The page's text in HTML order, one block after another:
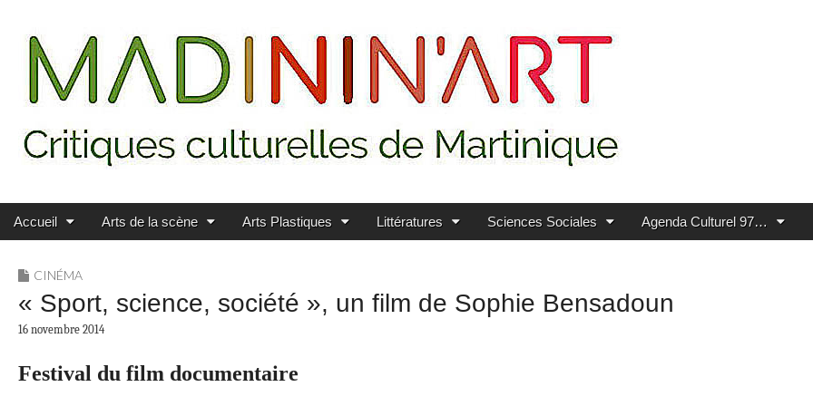
MADININ'ART
Main menu
Skip to content
Accueil Arts de la scène Arts Plastiques Littératures Sciences Sociales Agenda Culturel 97…
CINÉMA
« Sport, science, société », un film de Sophie Bensadoun
16 novembre 2014
Festival du film documentaire